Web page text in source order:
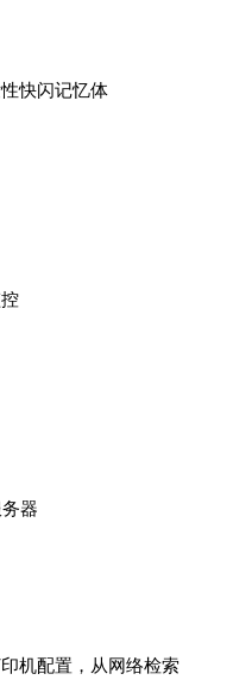
快闪记忆体
器
机配置，从网络检索